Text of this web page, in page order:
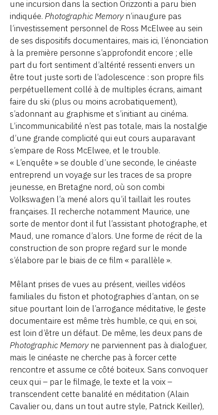
une incursion dans la section Orizzonti a paru bien
indiquée. Photographic Memoryn’inaugure pas
l’investissement personnel de Ross McElwee au sein
de ses dispositifs documentaires, mais ici, l’énonciation
à la première personne s’approfondit encore ; elle
part du fort sentiment d’altérité ressenti envers un
être tout juste sorti de l’adolescence : son propre fils
perpétuellement collé à de multiples écrans, aimant
faire du ski (plus ou moins acrobatiquement),
s’adonnant au graphisme et s’initiant au cinéma.
L’incommunicabilité n’est pas totale, mais la nostalgie
d’une grande complicité qui eut cours auparavant
s’empare de Ross McElwee, et le trouble.
« L’enquête » se double d’une seconde, le cinéaste
entreprend un voyage sur les traces de sa propre
jeunesse, en Bretagne nord, où son combi
Volkswagen l’a mené alors qu’il taillait les routes
françaises. Il recherche notamment Maurice, une
sorte de mentor dont il fut l’assistant photographe, et
Maud, une romance d’alors. Une forme de récit de la
construction de son propre regard sur le monde
s’élabore par le biais de ce film « parallèle ».
Mêlant prises de vues au présent, vieilles vidéos
familiales du fiston et photographies d’antan, on se
situe pourtant loin de l’arrogance méditative, le geste
documentaire est même très humble, ce qui, en soi,
est loin d’être un défaut. De même, les deux pans de
Photographic Memoryne parviennent pas à dialoguer,
mais le cinéaste ne cherche pas à forcer cette
rencontre et assume ce côté boiteux. Sans convoquer
ceux qui – par le filmage, le texte et la voix –
transcendent cette banalité en méditation (Alain
Cavalier ou, dans un tout autre style, Patrick Keiller),